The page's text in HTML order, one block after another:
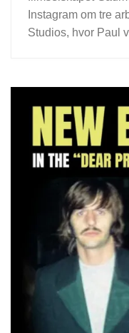
Instagram om tre
Studios, hvor Paul